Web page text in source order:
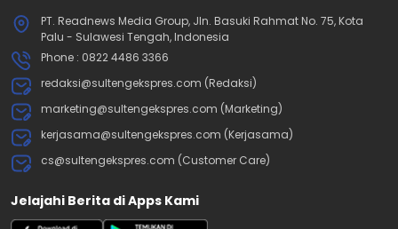
PT. Readnews Media Group, Jln. Basuki Rahmat No. 75, Kota
Palu - Sulawesi Tengah, Indonesia
Phone : 0822 4486 3366
redaksi@sultengekspres.com (Redaksi)
marketing@sultengekspres.com (Marketing)
kerjasama@sultengekspres.com (Kerjasama)
cs@sultengekspres.com (Customer Care)
Jelajahi Berita di Apps Kami